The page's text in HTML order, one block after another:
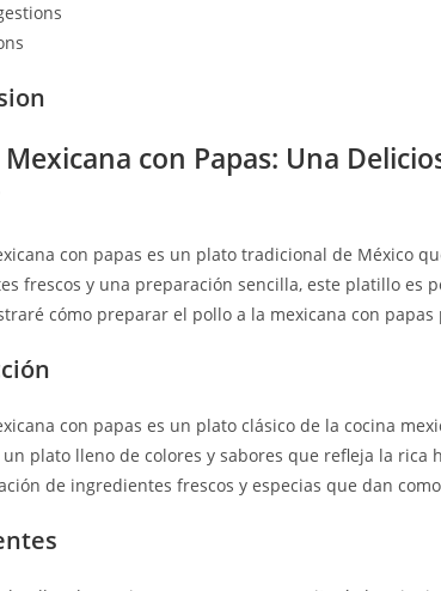
con Papas: Una
con papas es un plato tradicional de México
frescos y una preparación sencilla, este platillo es
cómo preparar el pollo a la mexicana con papas
con papas es un plato clásico de la cocina
un plato lleno de colores y sabores que refleja la
de ingredientes frescos y especias que dan